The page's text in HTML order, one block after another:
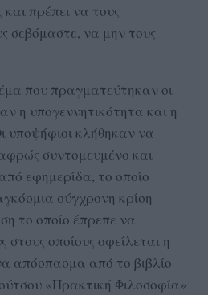
πρέπει να τους
σεβόμαστε, να μην τους
που πραγματεύτηκαν οι
η υπογεννητικότητα και η
υποψήφιοι κλήθηκαν να
συντομευμένο και
εφημερίδα, το οποίο
σύγχρονη κρίση
το οποίο έπρεπε να
στους οποίους οφείλεται η
απόσπασμα από το βιβλίο
«Πρακτική Φιλοσοφία»